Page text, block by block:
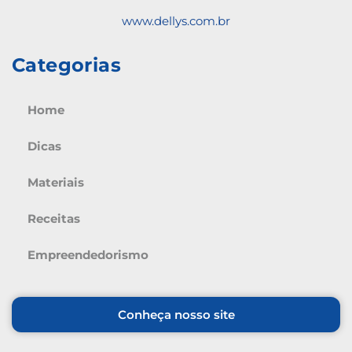
www.dellys.com.br
Categorias
Home
Dicas
Materiais
Receitas
Empreendedorismo
Conheça nosso site